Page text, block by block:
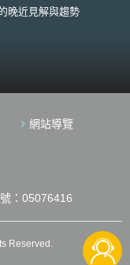
且其顏色與設計在概念
穿著啦啦隊服者而知道
啦啦隊服可各別存在，
平面美術著作註冊，得
matter）、進而判斷受
題（a legal matter）。
斷原則之五個提問，並
法院分
costs）為限。這項改
集（high-value
令的規定使公眾可以免
部門與
立排除其他人可再利用
這也將使企業發展創新
，故各成員國被要求建
庫（repository）被開放
晚近見解與趨勢
網站導覽
：05076416
Reserved.